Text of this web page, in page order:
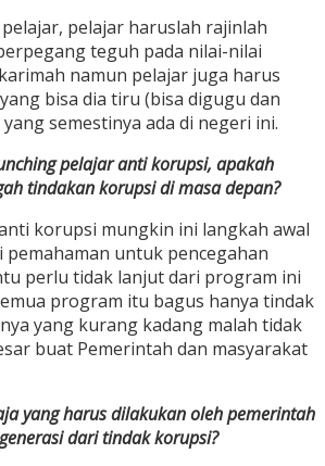
pelajar haruslah rajinlah
teguh pada nilai-nilai
namun pelajar juga harus
bisa dia tiru (bisa digugu dan
semestinya ada di negeri ini.
pelajar anti korupsi, apakah
tindakan korupsi di masa depan?
korupsi mungkin ini langkah awal
pemahaman untuk pencegahan
perlu tidak lanjut dari program ini
program itu bagus hanya tindak
yang kurang kadang malah tidak
buat Pemerintah dan masyarakat
yang harus dilakukan oleh pemerintah
dari tindak korupsi?